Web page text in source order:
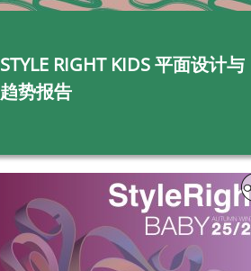
STYLE RIGHT KIDS 平面设计与
趋势报告